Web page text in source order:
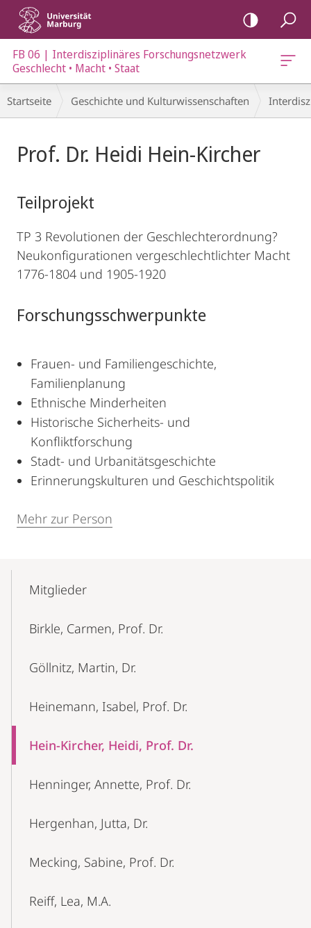
Mobile-
Navigation
FB 06 | Interdisziplinäres Forschungsnetzwerk
Geschlecht • Macht • Staat
Breadcrumb-
Navigation
Startseite Geschichte und Kulturwissenschaften
Prof. Dr. Heidi Hein-Kircher
Teilprojekt
TP 3 Revolutionen der Geschlechterordnung?
Neukonfigurationen vergeschlechtlichter Macht
1776-1804 und 1905-1920
Forschungsschwerpunkte
Frauen- und Familiengeschichte,
Familienplanung
Ethnische Minderheiten
Historische Sicherheits- und
Konfliktforschung
Stadt- und Urbanitätsgeschichte
Erinnerungskulturen und Geschichtspolitik
Mehr zur Person
NavigationMitglieder
Birkle, Carmen, Prof. Dr.
Göllnitz, Martin, Dr.
Heinemann, Isabel, Prof. Dr.
Hein-Kircher, Heidi, Prof. Dr.
Henninger, Annette, Prof. Dr.
Hergenhan, Jutta, Dr.
Mecking, Sabine, Prof. Dr.
Reiff, Lea, M.A.